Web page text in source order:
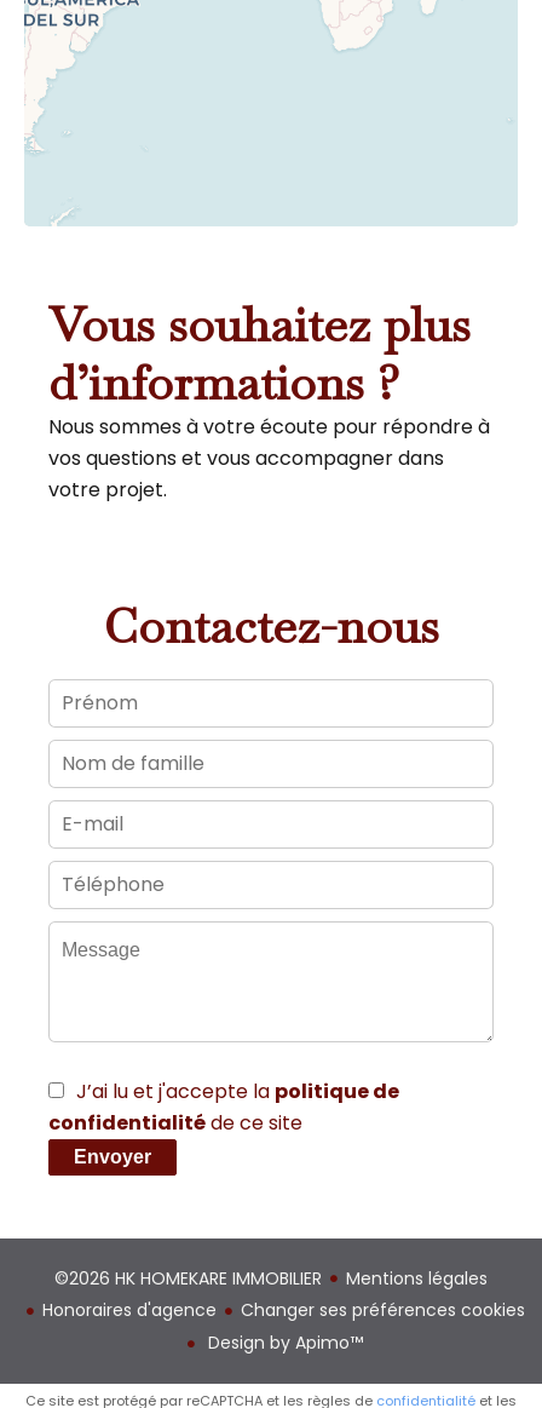
Vous souhaitez plus
d’informations ?
Nous sommes à votre écoute pour répondre à
vos questions et vous accompagner dans
votre projet.
Contactez-nous
J’ai lu et j'accepte la politique de
confidentialitéde ce site
Envoyer
©2026 HK HOMEKARE IMMOBILIER
Mentions légales
Honoraires d'agence
Changer ses préférences cookies
Design by Apimo™
Ce site est protégé par reCAPTCHA et les règles de confidentialité et les